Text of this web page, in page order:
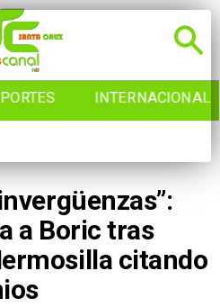
INTERNACIONAL
a Boric tras
citando